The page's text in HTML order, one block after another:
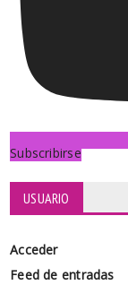
Subscribirse
USUARIO
Acceder
Feed de entradas